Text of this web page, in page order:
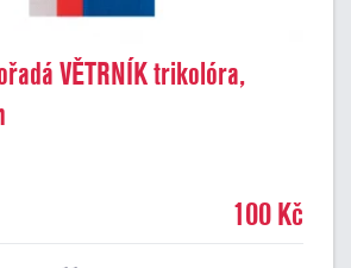
VĚTRNÍK trikolóra,
100 Kč